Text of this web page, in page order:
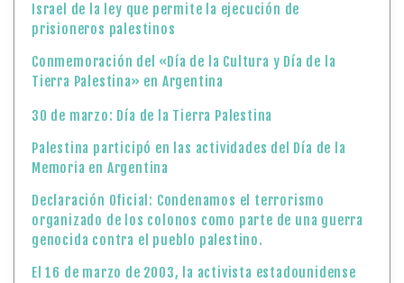
Israel de la ley que permite la ejecución de
prisioneros palestinos
Conmemoración del «Día de la Cultura y Día de la
Tierra Palestina» en Argentina
30 de marzo: Día de la Tierra Palestina
Palestina participó en las actividades del Día de la
Memoria en Argentina
Declaración Oficial: Condenamos el terrorismo
organizado de los colonos como parte de una guerra
genocida contra el pueblo palestino.
El 16 de marzo de 2003, la activista estadounidense